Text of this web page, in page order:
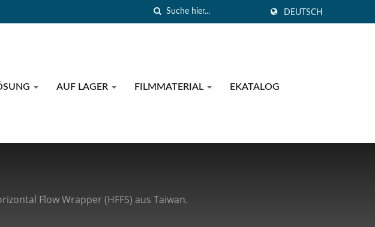
DEUTSCH
AUF LAGER FILMMATERIAL EKATALOG
Flow Wrapper (HFFS) aus Taiwan.